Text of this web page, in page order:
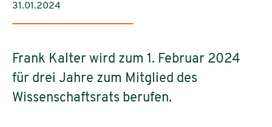
31.01.2024
Frank Kalter wird zum 1. Februar 2024
für drei Jahre zum Mitglied des
Wissenschaftsrats berufen.